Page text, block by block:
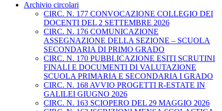
Archivio circolari
CIRC. N. 177 CONVOCAZIONE COLLEGIO DEI
DOCENTI DEL 2 SETTEMBRE 2026
CIRC. N. 176 COMUNICAZIONE
ASSEGNAZIONE DELLA SEZIONE – SCUOLA
SECONDARIA DI PRIMO GRADO
CIRC. N. 170 PUBBLICAZIONE ESITI SCRUTINI
FINALI E DOCUMENTI DI VALUTAZIONE
SCUOLA PRIMARIA E SECONDARIA I GRADO
CIRC. N. 168 AVVIO PROGETTI R-ESTATE IN
GALILEI GIUGNO 2026
CIRC. N. 163 SCIOPERO DEL 29 MAGGIO 2026